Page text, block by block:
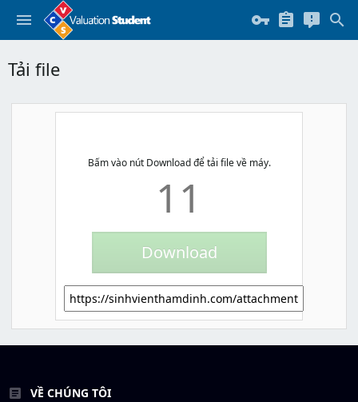
Tải file
Bấm vào nút Download để tải file về máy.
11
VỀ CHÚNG TÔI